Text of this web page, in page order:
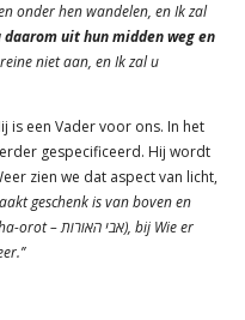
onder hen wandelen, en Ik zal
daarom uit hun midden weg en
niet aan, en Ik zal u
is een Vader voor ons. In het
gespecificeerd. Hij wordt
zien we dat aspect van licht,
geschenk is van boven en
orot –אבי האורות), bij Wie er